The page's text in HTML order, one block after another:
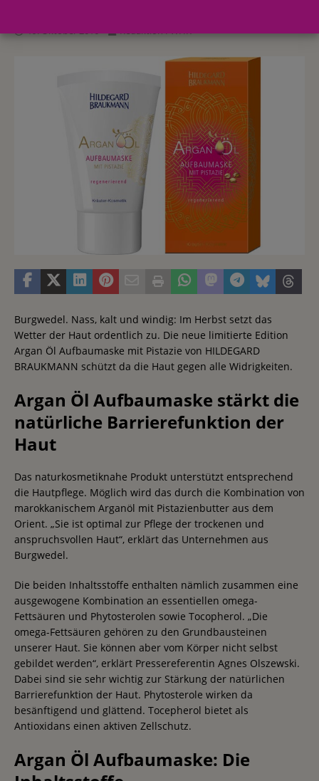
Burgwedel. Nass, kalt und windig: Im Herbst setzt das
Wetter der Haut ordentlich zu. Die neue limitierte Edition
Argan Öl Aufbaumaske mit Pistazie von HILDEGARD
BRAUKMANN schützt da die Haut gegen alle Widrigkeiten.
Argan Öl Aufbaumaske stärkt die
natürliche Barrierefunktion der
Haut
Das naturkosmetiknahe Produkt unterstützt entsprechend
die Hautpflege. Möglich wird das durch die Kombination von
marokkanischem Arganöl mit Pistazienbutter aus dem
Orient. „Sie ist optimal zur Pflege der trockenen und
anspruchsvollen Haut“, erklärt das Unternehmen aus
Burgwedel.
Die beiden Inhaltsstoffe enthalten nämlich zusammen eine
ausgewogene Kombination an essentiellen omega-
Fettsäuren und Phytosterolen sowie Tocopherol. „Die
omega-Fettsäuren gehören zu den Grundbausteinen
unserer Haut. Sie können aber vom Körper nicht selbst
gebildet werden“, erklärt Pressereferentin Agnes Olszewski.
Dabei sind sie sehr wichtig zur Stärkung der natürlichen
Barrierefunktion der Haut. Phytosterole wirken da
besänftigend und glättend. Tocepherol bietet als
Antioxidans einen aktiven Zellschutz.
Argan Öl Aufbaumaske: Die